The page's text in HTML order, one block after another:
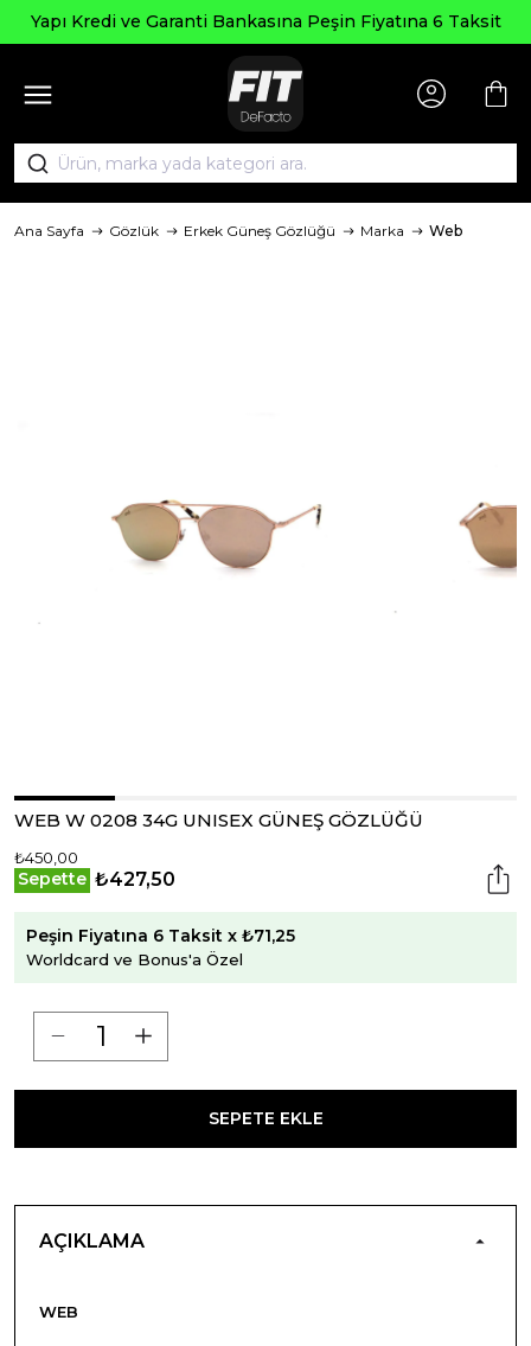
Yapı Kredi ve Garanti Bankasına Peşin Fiyatına 6 Taksit
Ana Sayfa Gözlük Erkek Güneş Gözlüğü Marka Web
WEB W 0208 34G UNISEX GÜNEŞ GÖZLÜĞÜ
₺450,00
Sepette ₺427,50
Peşin Fiyatına 6 Taksit x ₺71,25
Worldcard ve Bonus'a Özel
SEPETE EKLE
AÇIKLAMA
WEB